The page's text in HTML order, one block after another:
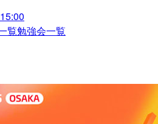
覧勉強会一覧